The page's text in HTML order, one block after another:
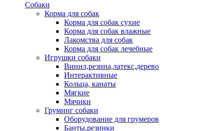
Собаки
Корма для собак
Корма для собак сухие
Корма для собак влажные
Лакомства для собак
Корма для собак лечебные
Игрушки собаки
Винил,резина,латекс,дерево
Интерактивные
Кольца, канаты
Мягкие
Мячики
Груминг собаки
Оборудование для грумеров
Банты,резинки